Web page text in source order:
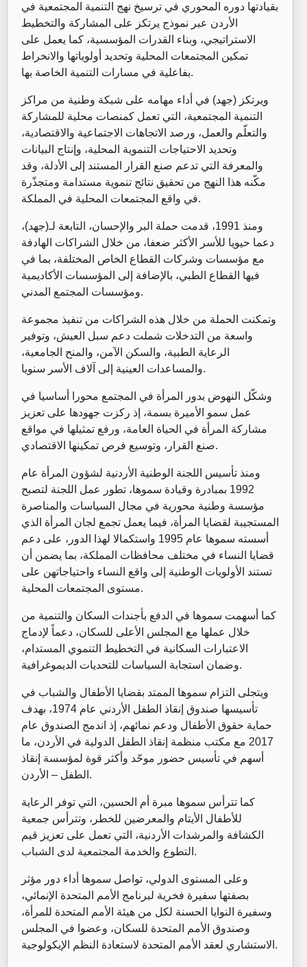
بقيادتها دوره المحوري في ترسيخ نهج التنمية المجتمعية في
الأردن عبر نموذج يرتكز على المشاركة والتخطيط
الاستراتيجي، وبناء القدرات المؤسسية، كما يعمل على
تمكين المجتمعات المحلية وتحديد أولوياتها والانخراط
بفاعلية في مسارات التنمية الخاصة بها.
ويرتكز (جهد) في أداء مهامه على شبكة وطنية من مراكز
التنمية المجتمعية، التي تعمل كمنصات محلية للمشاركة
والتعلّم والعمل، ورصد الاتجاهات الاجتماعية والاقتصادية،
وتحديد الاحتياجات التنموية المحلية، وإنتاج البيانات
والمعرفة التي تدعم صنع القرار المستند إلى الأدلة، وقد
مكّنه هذا النهج من تحقيق نتائج تنموية مستدامة ومتجذّرة
في واقع المجتمعات المحلية في المملكة.
ومنذ 1991، قدمت حملة البر والإحسان، التابعة لـ(جهد)،
دعما حيويا للأسر الأكثر ضعفا، من خلال الشراكات الهادفة
مع مؤسسات وشركات القطاع الخاص المختلفة، بما في
فيها القطاع الطبي، بالإضافة إلى المؤسسات الأكاديمية
ومؤسسات المجتمع المدني.
وتمكنت الحملة من خلال هذه الشراكات من تنفيذ مجموعة
واسعة من التدخلات شملت دعم سبل العيش، وتوفير
الرعاية الطبية، والسكن الآمن، والمنح الجامعية،
والمساعدات العينية إلى آلاف الأسر سنويا.
وشكّل النهوض بدور المرأة في المجتمع محورا أساسيا في
عمل سمو الأميرة بسمة، إذ ركزت جهودها على تعزيز
مشاركة المرأة في الحياة العامة، ورفع تمثيلها في مواقع
صنع القرار، وتوسيع فرص تمكينها الاقتصادي.
ومنذ تأسيس اللجنة الوطنية الأردنية لشؤون المرأة عام
1992 بمبادرة وقيادة سموها، تطور عمل اللجنة لتصبح
مؤسسة وطنية محورية في مجال السياسات والمناصرة
المستجيبة لقضايا المرأة، فيما يعمل تجمع لجان المرأة الذي
أسسته سموها عام 1995 واستكمالا لهذا الدور، على دعم
قضايا النساء في مختلف محافظات المملكة، بما يضمن أن
تستند الأولويات الوطنية إلى واقع النساء واحتياجاتهن على
مستوى المجتمعات المحلية.
كما أسهمت سموها في الدفع بأجندات السكان والتنمية من
خلال عملها مع المجلس الأعلى للسكان، دعماً لإدماج
الاعتبارات السكانية في التخطيط التنموي المستدام،
وضمان استجابة السياسات للتحديات الديموغرافية.
ويتجلى التزام سموها الممتد بقضايا الأطفال والشباب في
تأسيسها صندوق إنقاذ الطفل الأردني عام 1974، بهدف
حماية حقوق الأطفال ودعم نمائهم، إذ اندمج الصندوق عام
2017 مع مكتب منظمة إنقاذ الطفل الدولية في الأردن، ما
أسهم في تأسيس حضور موحّد وأكثر قوة لمؤسسة إنقاذ
الطفل – الأردن.
كما تترأس سموها مبرة أم الحسين، التي توفر الرعاية
للأطفال الأيتام والمعرضين للخطر، وتترأس جمعية
الكشافة والمرشدات الأردنية، التي تعمل على تعزيز قيم
التطوع والخدمة المجتمعية لدى الشباب.
وعلى المستوى الدولي، تواصل سموها أداء دور مؤثر
بصفتها سفيرة فخرية لبرنامج الأمم المتحدة الإنمائي،
وسفيرة النوايا الحسنة لكل من هيئة الأمم المتحدة للمرأة،
وصندوق الأمم المتحدة للسكان، وعضوا في المجلس
الاستشاري لعقد الأمم المتحدة لاستعادة النظم الإيكولوجية.